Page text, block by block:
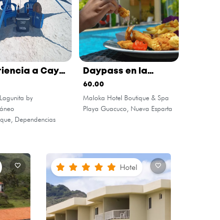
a Cayo
by
Dependencias
Daypass en la
piscina
60.00
Maloka Hotel Boutique & Spa
Playa Guacuco, Nueva Esparta
Hotel